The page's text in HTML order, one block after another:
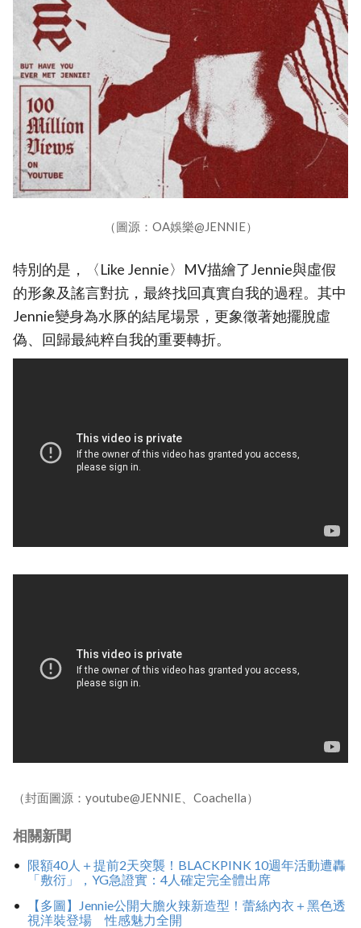
（圖源：OA娛樂@JENNIE）
特別的是，〈Like Jennie〉MV描繪了Jennie與虛假
的形象及謠言對抗，最終找回真實自我的過程。其中
Jennie變身為水豚的結尾場景，更象徵著她擺脫虛
偽、回歸最純粹自我的重要轉折。
（封面圖源：youtube@JENNIE、Coachella）
相關新聞
限額40人＋提前2天突襲！BLACKPINK 10週年活動遭轟
「敷衍」，YG急證實：4人確定完全體出席
【多圖】Jennie公開大膽火辣新造型！蕾絲內衣＋黑色透
視洋裝登場 性感魅力全開